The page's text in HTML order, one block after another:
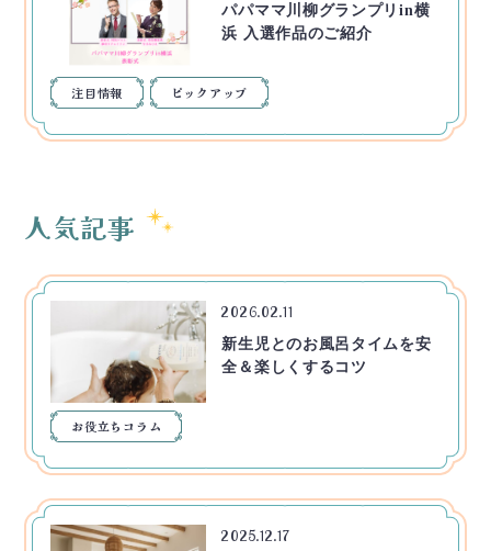
パパママ川柳グランプリin横
浜 入選作品のご紹介
注目情報 ピックアップ
人気記事
2026.02.11
新生児とのお風呂タイムを安
全＆楽しくするコツ
お役立ちコラム
2025.12.17